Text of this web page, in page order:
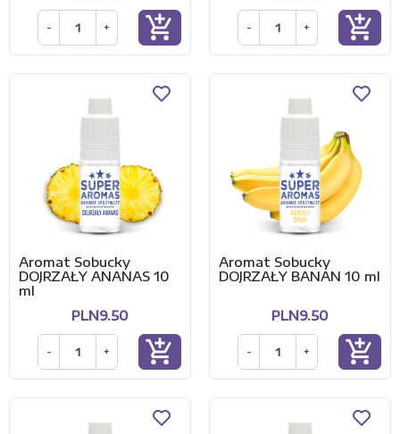
- + add_shopping_cart - + add_shopping_cart
Aromat Sobucky
DOJRZAŁY ANANAS 10
ml
PLN9.50
- + add_shopping_cart
Aromat Sobucky
DOJRZAŁY BANAN 10 ml
PLN9.50
- + add_shopping_cart